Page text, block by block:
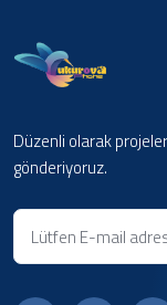
Düzenli olarak
gönderiyoruz.